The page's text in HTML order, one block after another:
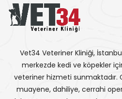
Vet34 Veteriner Kliniği,
merkezde kedi ve köpekler
veteriner hizmeti sunmaktadır.
muayene, dahiliye, cerrahi